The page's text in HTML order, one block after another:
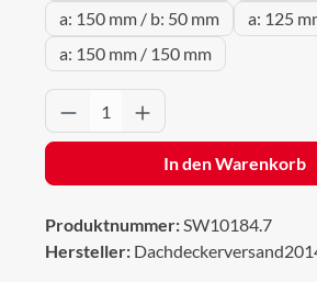
a: 150 mm / b: 50 mm
a: 125
a: 150 mm / 150 mm
Produkt Anzahl: Gib
In den Warenkorb
Produktnummer:SW10184.7
Hersteller: